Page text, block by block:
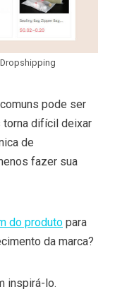
pode ser
difícil deixar
de
fazer sua
do produto para
da marca?
inspirá-lo.